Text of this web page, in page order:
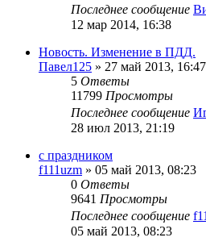
Последнее сообщение
12 мар 2014, 16:38
Новость. Изменение в ПДД.
Павел125 » 27 май 2013, 16:47
5 Ответы
11799 Просмотры
Последнее сообщение
28 июл 2013, 21:19
с праздником
f111uzm » 05 май 2013, 08:23
0 Ответы
9641 Просмотры
Последнее сообщение
05 май 2013, 08:23